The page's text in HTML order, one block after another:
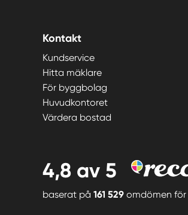
Kontakt
Kundservice
Hitta mäklare
För byggbolag
Huvudkontoret
Värdera bostad
4,8 av 5
baserat på 161 529 omdömen för